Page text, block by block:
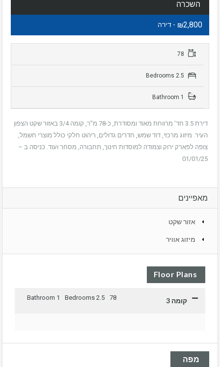
השכרה
₪2,800 - דירה
דירת 3.5 חד’ מרווחת מאוד ומסודרת, כ-78 מ”ר, קומה 3/4 באזור שקט הצפון
העיר. מיזוג מרכזי, דוד שמש, חדרים גדולים, ריהוט חלקי כולל מוצרי חשמל,
צופה לפארק ירוק וצמודה למוסדות חינוך, תחבורה, מסחר ועוד. כניסה ב –
01/01/25
מאפיינים
אזור שקט
מיזוג אוויר
Floor Plans
קומה 3 78
2.5 Bedrooms
1 Bathroom
מפה